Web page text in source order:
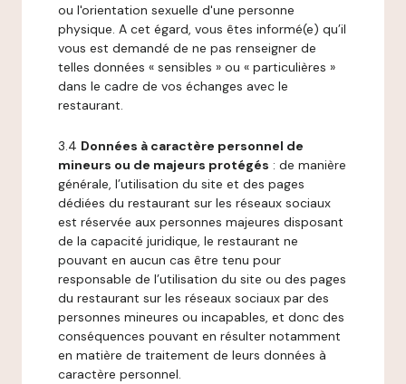
ou l'orientation sexuelle d'une personne
physique. A cet égard, vous êtes informé(e) qu’il
vous est demandé de ne pas renseigner de
telles données « sensibles » ou « particulières »
dans le cadre de vos échanges avec le
restaurant.
3.4 Données à caractère personnel de
mineurs ou de majeurs protégés : de manière
générale, l’utilisation du site et des pages
dédiées du restaurant sur les réseaux sociaux
est réservée aux personnes majeures disposant
de la capacité juridique, le restaurant ne
pouvant en aucun cas être tenu pour
responsable de l’utilisation du site ou des pages
du restaurant sur les réseaux sociaux par des
personnes mineures ou incapables, et donc des
conséquences pouvant en résulter notamment
en matière de traitement de leurs données à
caractère personnel.